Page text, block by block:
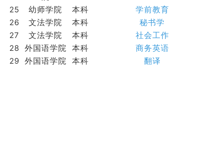
25 幼师学院 本科
学前教育
26
文法学院 本科
秘书学
27
文法学院 本科
社会工作
28
外国语学院 本科
商务英语
29
外国语学院 本科 翻译